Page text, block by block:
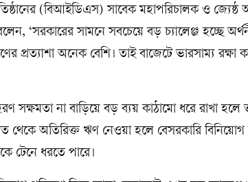
(বিআইডিএস) সাবেক মহাপরিচালক ও জ্যেষ্ঠ
‘সরকারের সামনে সবচেয়ে বড় চ্যালেঞ্জ হচ্ছে
প্রত্যাশা অনেক বেশি। তাই বাজেটে ভারসাম্য রক্ষা
সক্ষমতা না বাড়িয়ে বড় ব্যয় কাঠামো ধরে রাখা হলে
থেকে অতিরিক্ত ঋণ নেওয়া হলে বেসরকারি
টেনে ধরতে পারে।